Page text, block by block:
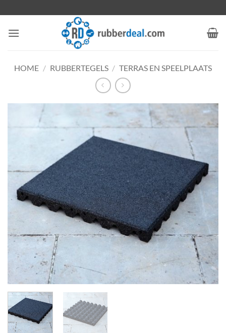
naar
inhoud
HOME / RUBBERTEGELS / TERRAS EN SPEELPLAATS